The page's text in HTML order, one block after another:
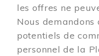
les offres ne
Nous demandons
potentiels de
personnel de la